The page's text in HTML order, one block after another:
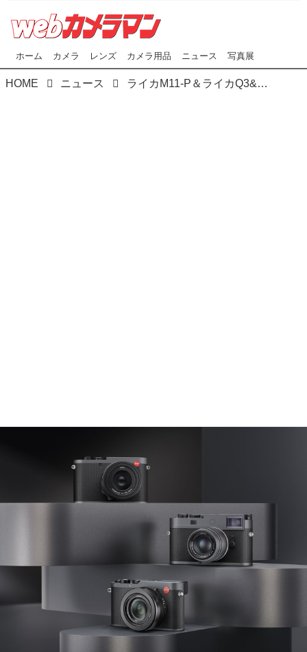
ホーム カメラ レンズ カメラ用品 ニュース 写真展
HOME ニュース ライカM11-P＆ライカQ3&ライカD-LUX8に新色のメタルグレーが登場